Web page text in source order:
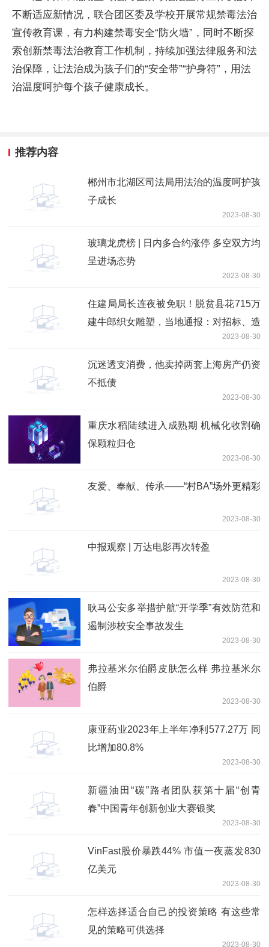
不断适应新情况，联合团区委及学校开展常规禁毒法治
宣传教育课，有力构建禁毒安全“防火墙”，同时不断探
索创新禁毒法治教育工作机制，持续加强法律服务和法
治保障，让法治成为孩子们的“安全带”“护身符”，用法
治温度呵护每个孩子健康成长。
推荐内容
郴州市北湖区司法局用法治的温度呵护孩
子成长
2023-08-30
玻璃龙虎榜 | 日内多合约涨停 多空双方均
呈进场态势
2023-08-30
住建局局长连夜被免职！脱贫县花715万
建牛郎织女雕塑，当地通报：对招标、造
2023-08-30
沉迷透支消费，他卖掉两套上海房产仍资
不抵债
2023-08-30
重庆水稻陆续进入成熟期 机械化收割确
保颗粒归仓
2023-08-30
友爱、奉献、传承——“村BA”场外更精彩
2023-08-30
中报观察 | 万达电影再次转盈
2023-08-30
耿马公安多举措护航“开学季”有效防范和
遏制涉校安全事故发生
2023-08-30
弗拉基米尔伯爵皮肤怎么样 弗拉基米尔
伯爵
2023-08-30
康亚药业2023年上半年净利577.27万 同
比增加80.8%
2023-08-30
新疆油田“碳”路者团队获第十届“创青
春”中国青年创新创业大赛银奖
2023-08-30
VinFast股价暴跌44% 市值一夜蒸发830
亿美元
2023-08-30
怎样选择适合自己的投资策略 有这些常
见的策略可供选择
2023-08-30